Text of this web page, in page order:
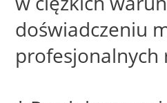
doświadczeniu
profesjonalnych